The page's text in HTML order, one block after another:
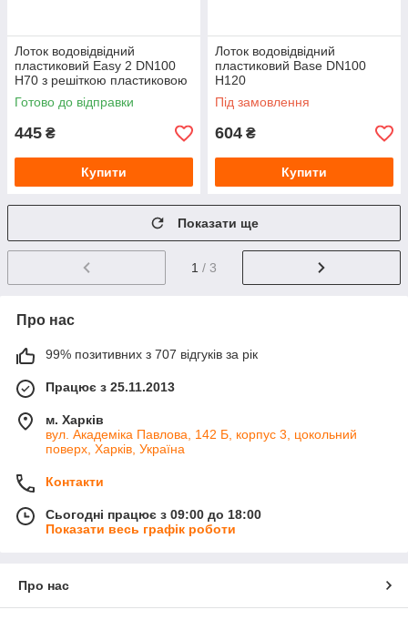
Лоток водовідвідний
пластиковий Easy 2 DN100
H70 з решіткою пластиковою
А15 чорний
Готово до відправки
445 ₴
Купити
Лоток водовідвідний
пластиковий Base DN100
H120
Під замовлення
604 ₴
Купити
Показати ще
1 / 3
Про нас
99% позитивних з 707 відгуків за рік
Працює з 25.11.2013
м. Харків
вул. Академіка Павлова, 142 Б, корпус 3, цокольний
поверх, Харків, Україна
Контакти
Сьогодні працює з 09:00 до 18:00
Показати весь графік роботи
Про нас